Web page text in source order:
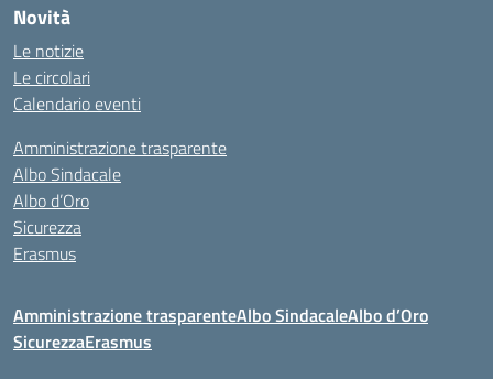
Novità
Le notizie
Le circolari
Calendario eventi
Amministrazione trasparente
Albo Sindacale
Albo d’Oro
Sicurezza
Erasmus
Amministrazione trasparenteAlbo SindacaleAlbo d’Oro
SicurezzaErasmus